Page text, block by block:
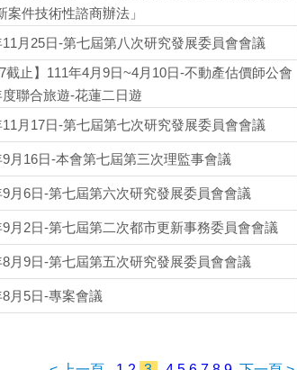
案件技術性諮商辦法」
11月25日-第七屆第八次研究發展委員會會議
7截止】111年4月9日~4月10日-不動產估價師公會
度聯合旅遊-花蓮二日遊
11月17日-第七屆第七次研究發展委員會會議
9月16日-本會第七屆第三次理監事會議
9月6日-第七屆第六次研究發展委員會會議
9月2日-第七屆第二次都市更新事務委員會會議
8月9日-第七屆第五次研究發展委員會會議
8月5日-專案會議